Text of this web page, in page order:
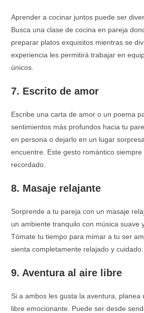
Aprender a cocinar juntos puede ser
Busca una clase de cocina en pareja
preparar platos exquisitos mientras se
experiencia les permitirá trabajar en
únicos.
7. Escrito de amor
Escribe una carta de amor o un poema
sentimientos más profundos hacia tu
en persona o dejarlo en un lugar
encuentre. Este gesto romántico
recordado.
8. Masaje relajante
Sorprende a tu pareja con un masaje
un ambiente tranquilo con música suave
Tómate tu tiempo para mimar a tu ser
sienta completamente relajado y cuidado.
9. Aventura al aire libre
Si a ambos les gusta la aventura, planea
libre emocionante. Puede ser desde